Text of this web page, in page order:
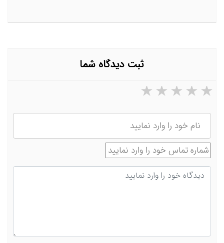
ثبت دیدگاه شما
۵ ستاره از ۵ ۴ ستاره از ۵ ۳ ستاره از ۵ ۲ ستاره از ۵
نام
شماره تماس
دیدگاه